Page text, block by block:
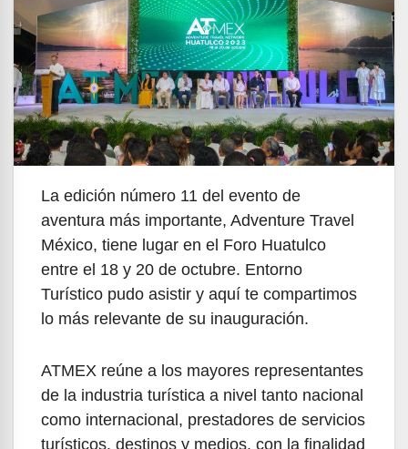
La edición número 11 del evento de
aventura más importante, Adventure Travel
México, tiene lugar en el Foro Huatulco
entre el 18 y 20 de octubre. Entorno
Turístico pudo asistir y aquí te compartimos
lo más relevante de su inauguración.
ATMEX reúne a los mayores representantes
de la industria turística a nivel tanto nacional
como internacional, prestadores de servicios
turísticos, destinos y medios, con la finalidad